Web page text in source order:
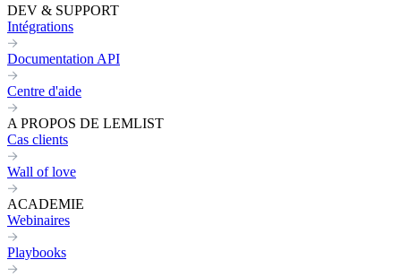
DEV & SUPPORT
Intégrations
Documentation API
Centre d'aide
A PROPOS DE LEMLIST
Cas clients
Wall of love
ACADEMIE
Webinaires
Playbooks